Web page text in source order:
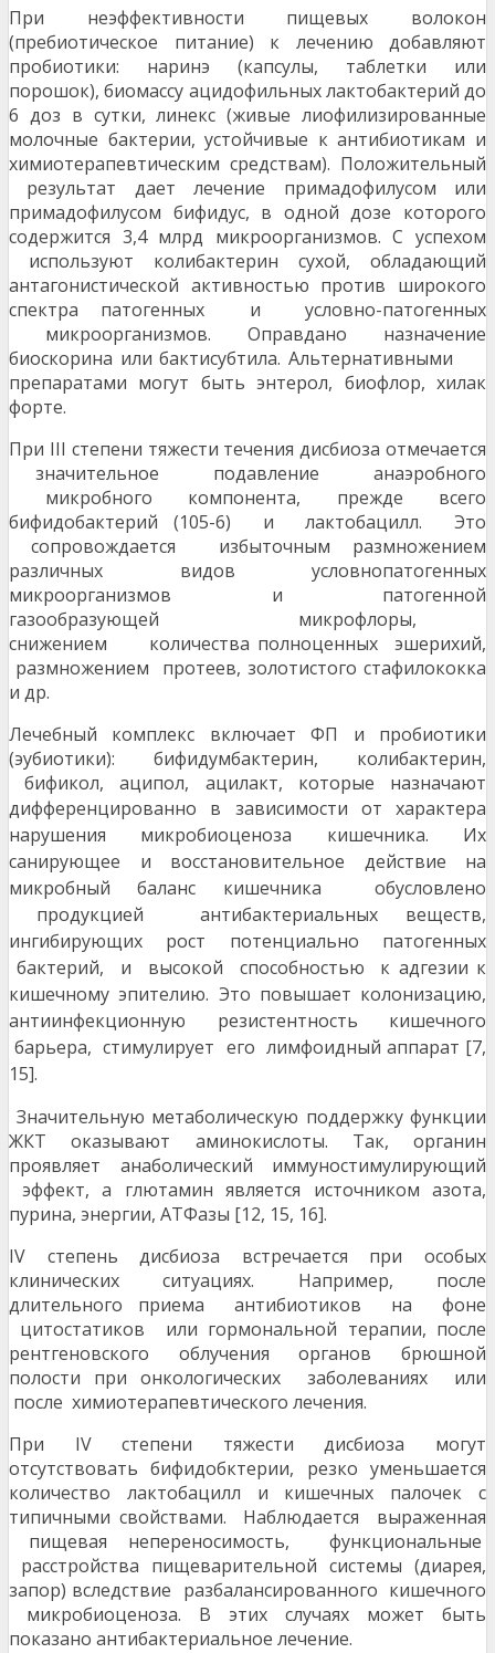
При неэффективности пищевых волокон
(пребиотическое питание) к лечению добавляют
пробиотики: наринэ (капсулы, таблетки или
порошок), биомассу ацидофильных лактобактерий до
6 доз в сутки, линекс (живые лиофилизированные
молочные бактерии, устойчивые к антибиотикам и
химиотерапевтическим средствам). Положительный
результат дает лечение примадофилусом или
примадофилусом бифидус, в одной дозе которого
содержится 3,4 млрд микроорганизмов. С успехом
используют колибактерин сухой, обладающий
антагонистической активностью против широкого
спектра патогенных и условно-патогенных
микроорганизмов. Оправдано назначение
биоскорина или бактисубтила. Альтернативными
препаратами могут быть энтерол, биофлор, хилак
форте.
При III степени тяжести течения дисбиоза отмечается
значительное подавление анаэробного
микробного компонента, прежде всего
бифидобактерий (105-6) и лактобацилл. Это
сопровождается избыточным размножением
различных видов условнопатогенных
микроорганизмов и патогенной
газообразующей микрофлоры,
снижением количества полноценных эшерихий,
размножением протеев, золотистого стафилококка
и др.
Лечебный комплекс включает ФП и пробиотики
(эубиотики): бифидумбактерин, колибактерин,
бификол, аципол, ацилакт, которые назначают
дифференцированно в зависимости от характера
нарушения микробиоценоза кишечника. Их
санирующее и восстановительное действие на
микробный баланс кишечника обусловлено
продукцией антибактериальных веществ,
ингибирующих рост потенциально патогенных
бактерий, и высокой способностью к адгезии к
кишечному эпителию. Это повышает колонизацию,
антиинфекционную резистентность кишечного
барьера, стимулирует его лимфоидный аппарат [7,
15].
Значительную метаболическую поддержку функции
ЖКТ оказывают аминокислоты. Так, органин
проявляет анаболический иммуностимулирующий
эффект, а глютамин является источником азота,
пурина, энергии, АТФазы [12, 15, 16].
IV степень дисбиоза встречается при особых
клинических ситуациях. Например, после
длительного приема антибиотиков на фоне
цитостатиков или гормональной терапии, после
рентгеновского облучения органов брюшной
полости при онкологических заболеваниях или
после химиотерапевтического лечения.
При IV степени тяжести дисбиоза могут
отсутствовать бифидобктерии, резко уменьшается
количество лактобацилл и кишечных палочек с
типичными свойствами. Наблюдается выраженная
пищевая непереносимость, функциональные
расстройства пищеварительной системы (диарея,
запор) вследствие разбалансированного кишечного
микробиоценоза. В этих случаях может быть
показано антибактериальное лечение.